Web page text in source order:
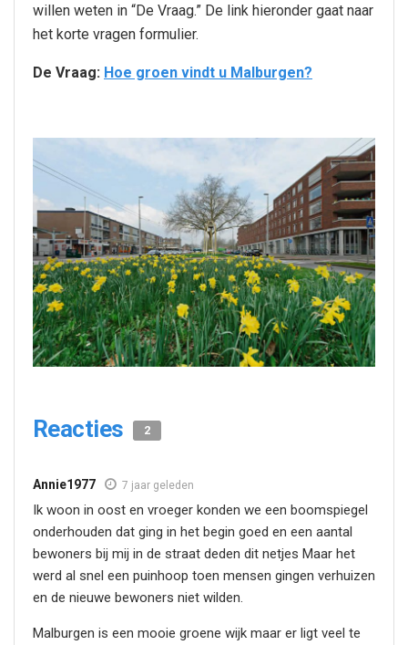
willen weten in “De Vraag.” De link hieronder gaat naar
het korte vragen formulier.
De Vraag: Hoe groen vindt u Malburgen?
Reacties 2
Annie1977 7 jaar geleden
Ik woon in oost en vroeger konden we een boomspiegel
onderhouden dat ging in het begin goed en een aantal
bewoners bij mij in de straat deden dit netjes Maar het
werd al snel een puinhoop toen mensen gingen verhuizen
en de nieuwe bewoners niet wilden.
Malburgen is een mooie groene wijk maar er ligt veel te